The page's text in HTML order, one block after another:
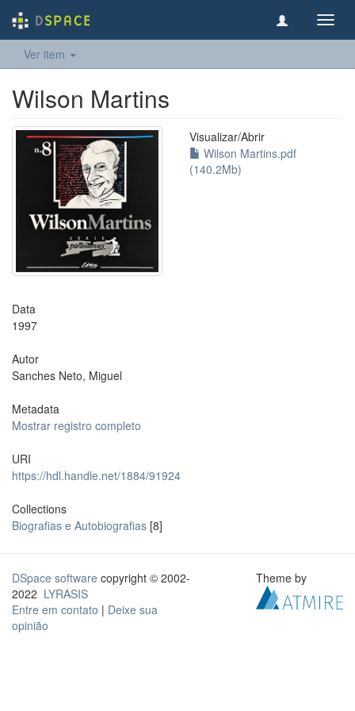
Ver item
Wilson Martins
Visualizar/Abrir
Wilson Martins.pdf
(140.2Mb)
Data
1997
Autor
Sanches Neto, Miguel
Metadata
Mostrar registro completo
URI
https://hdl.handle.net/1884/91924
Collections
Biografias e Autobiografias [8]
DSpace software copyright © 2002-
2022 LYRASIS
Entre em contato | Deixe sua
opinião
Theme by